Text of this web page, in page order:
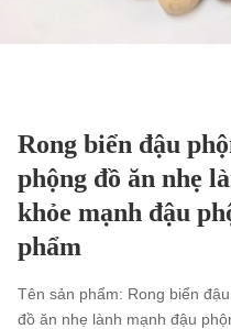
Rong biển đậu
phộng đồ ăn nhẹ
khỏe mạnh đậu
phẩm
Tên sản phẩm: Rong biển
đồ ăn nhẹ lành mạnh đậu